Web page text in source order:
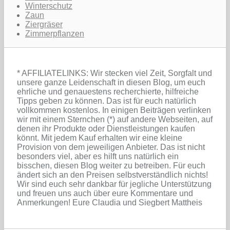
Winterschutz
Zaun
Ziergräser
Zimmerpflanzen
* AFFILIATELINKS: Wir stecken viel Zeit, Sorgfalt und
unsere ganze Leidenschaft in diesen Blog, um euch
ehrliche und genauestens recherchierte, hilfreiche
Tipps geben zu können. Das ist für euch natürlich
vollkommen kostenlos. In einigen Beiträgen verlinken
wir mit einem Sternchen (*) auf andere Webseiten, auf
denen ihr Produkte oder Dienstleistungen kaufen
könnt. Mit jedem Kauf erhalten wir eine kleine
Provision von dem jeweiligen Anbieter. Das ist nicht
besonders viel, aber es hilft uns natürlich ein
bisschen, diesen Blog weiter zu betreiben. Für euch
ändert sich an den Preisen selbstverständlich nichts!
Wir sind euch sehr dankbar für jegliche Unterstützung
und freuen uns auch über eure Kommentare und
Anmerkungen! Eure Claudia und Siegbert Mattheis